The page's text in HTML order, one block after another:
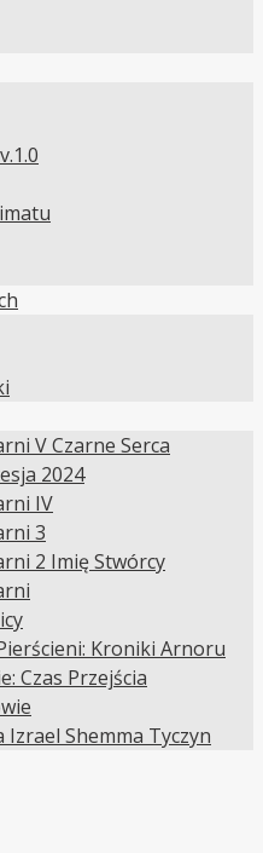
V Czarne Serca
2024
IV
3
2 Imię Stwórcy
Kroniki Arnoru
Czas Przejścia
Izrael Shemma Tyczyn